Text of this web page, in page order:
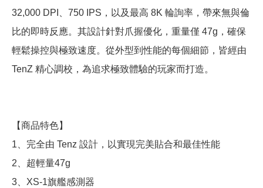
32,000 DPI、750 IPS，以及最高 8K 輪詢率，帶來無與倫
比的即時反應。其設計針對爪握優化，重量僅 47g，確保
輕鬆操控與極致速度。從外型到性能的每個細節，皆經由
TenZ 精心調校，為追求極致體驗的玩家而打造。
【商品特色】
1、完全由 Tenz 設計，以實現完美貼合和最佳性能
2、超輕量47g
3、XS-1旗艦感測器